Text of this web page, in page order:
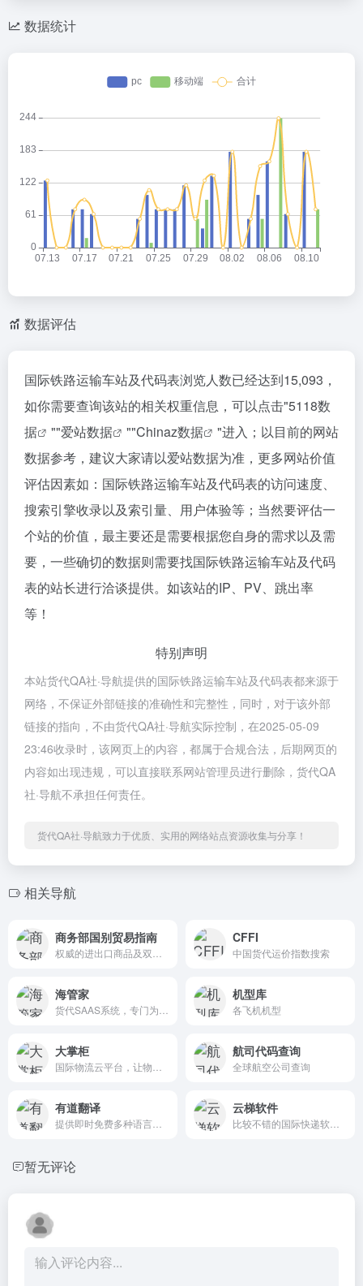
数据统计
数据评估
国际铁路运输车站及代码表浏览人数已经达到15,093，
如你需要查询该站的相关权重信息，可以点击"5118数
据
""爱站数据 ""Chinaz数据
"进入；以目前的网站
数据参考，建议大家请以爱站数据为准，更多网站价值
评估因素如：国际铁路运输车站及代码表的访问速度、
搜索引擎收录以及索引量、用户体验等；当然要评估一
个站的价值，最主要还是需要根据您自身的需求以及需
要，一些确切的数据则需要找国际铁路运输车站及代码
表的站长进行洽谈提供。如该站的IP、PV、跳出率
等！
特别声明
本站货代QA社·导航提供的国际铁路运输车站及代码表都来源于
网络，不保证外部链接的准确性和完整性，同时，对于该外部
链接的指向，不由货代QA社·导航实际控制，在2025-05-09
23:46收录时，该网页上的内容，都属于合规合法，后期网页的
内容如出现违规，可以直接联系网站管理员进行删除，货代QA
社·导航不承担任何责任。
货代QA社·导航致力于优质、实用的网络站点资源收集与分享！
相关导航
商务部国别贸易指南 CFFI
中国货代运价指数搜索
海管家 机型库
各飞机机型
大掌柜 航司代码查询
全球航空公司查询
有道翻译 云梯软件
暂无评论